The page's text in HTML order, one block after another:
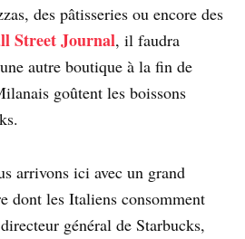
des pâtisseries ou encore des
Street Journal, il faudra
autre boutique à la fin de
goûtent les boissons
arrivons ici avec un grand
dont les Italiens consomment
général de Starbucks,